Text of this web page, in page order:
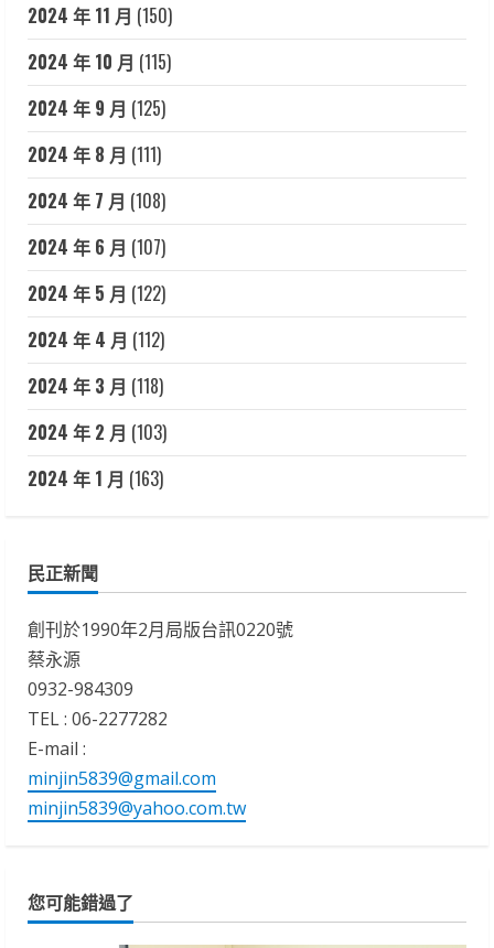
2024 年 11 月 (150)
2024 年 10 月 (115)
2024 年 9 月 (125)
2024 年 8 月 (111)
2024 年 7 月 (108)
2024 年 6 月 (107)
2024 年 5 月 (122)
2024 年 4 月 (112)
2024 年 3 月 (118)
2024 年 2 月 (103)
2024 年 1 月 (163)
民正新聞
創刊於1990年2月局版台訊0220號
蔡永源
0932-984309
TEL : 06-2277282
E-mail :
minjin5839@gmail.com
minjin5839@yahoo.com.tw
您可能錯過了